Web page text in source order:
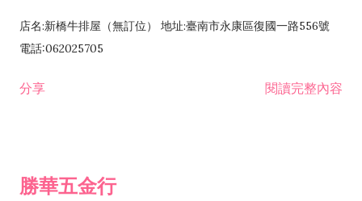
店名:新橋牛排屋（無訂位） 地址:臺南市永康區復國一路556號
電話:062025705
分享 閱讀完整內容
勝華五金行